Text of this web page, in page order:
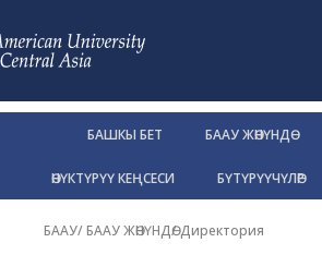
БАШКЫ БЕТ БААУ ЖӨНҮНДӨ
ӨНҮКТҮРҮҮ КЕҢСЕСИ БҮТҮРҮҮЧҮЛӨР
БААУ/БААУ ЖӨНҮНДӨ/Директория